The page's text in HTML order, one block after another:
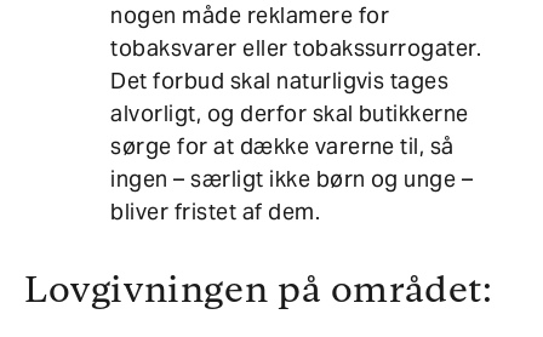
nogen måde reklamere for
tobaksvarer eller tobakssurrogater.
Det forbud skal naturligvis tages
alvorligt, og derfor skal butikkerne
sørge for at dække varerne til, så
ingen – særligt ikke børn og unge –
bliver fristet af dem.
Lovgivningen på området: